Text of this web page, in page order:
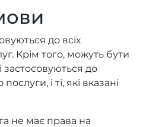
до всіх
Крім того, можуть бути
застосовуються до
і ті, які вказані
не має права на